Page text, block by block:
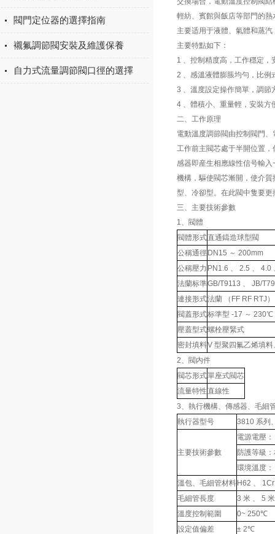
閥門定位器的選擇指南
襯氟調節閥安裝及維護保養
自力式流量調節閥口徑的選擇
輕紡、賓館與飯店等部門的熱
主要适用于液體、氣體和蒸
主要特點如下：
1 、控制精度高，工作穩定，
2 、感溫液體膨脹均勻，比例
3 、溫度設定操作簡單，調節
4 、體積小、重量輕，安裝方
二、工作原理
電動溫度調節閥由控制閥門
工作前主閥芯處于半開位置
感器即産生相應線性信号輸
機構，驅使閥芯漸開，使介
型、冷卻型。在此閥中隻要
三、主要技術參數
1、閥體
閥體形式直通鑄造球型閥
公稱通徑 DN15 ～ 200mm
公稱壓力 PN1.6 、 2.5 、 4.0
法蘭标準GB/T9113 、 JB/T79
連接形式法蘭 （FF RF RTJ
閥蓋形式标準型 -17 ～
壓蓋型式螺栓壓緊式
密封填料V 型聚四氟乙烯填
2、閥内件
閥芯形式單座式閥芯
流量特性直線性
3、執行機構、傳感器、毛細
執行器型号
3810 系列
主要技術參數
電源電壓
防護等級
環境溫度
溫包、毛細管材料 H62 、
毛細管長度
3 米 、 5
溫度控制範圍
0~ 250℃
設定值偏差
± 2℃